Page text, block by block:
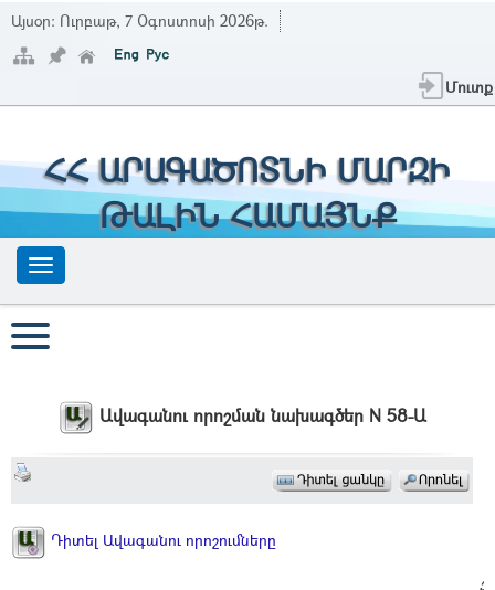
Այսօր: Ուրբաթ, 7 Օգոստոսի 2026թ.
Մուտք
ՀՀ ԱՐԱԳԱԾՈՏՆԻ ՄԱՐԶԻ
ԹԱԼԻՆ ՀԱՄԱՅՆՔ
Ավագանու որոշման նախագծեր N 58-Ա
Դիտել Ավագանու որոշումները